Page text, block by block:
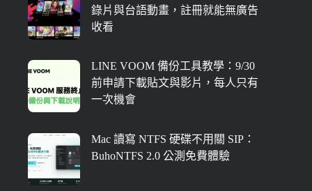
錄片與台語動畫，註冊就能無廣告
收看
LINE VOOM 備份工具教學：9/30
前申請下載貼文與影片，每人只有
一次機會
Mac 讀寫 NTFS 硬碟不用關 SIP：
BuhoNTFS 2.0 公測免費體驗